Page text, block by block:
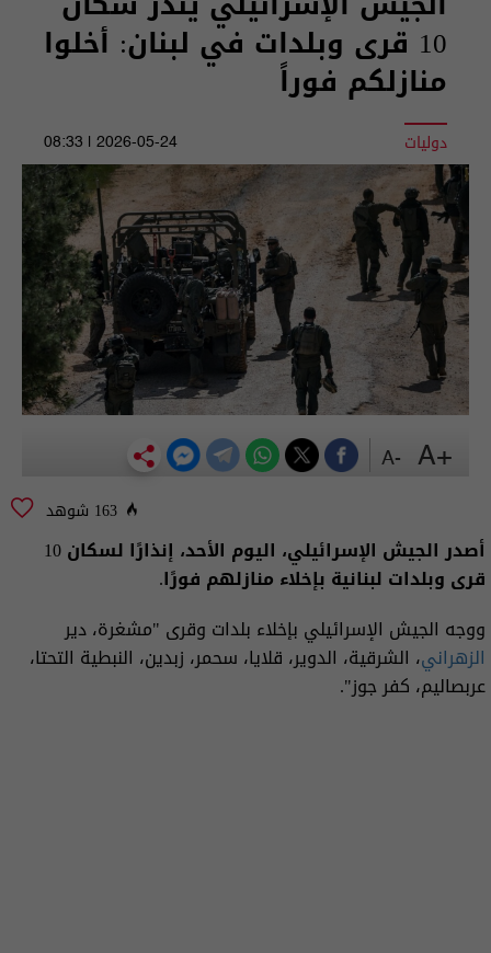
10 قرى وبلدات في لبنان: أخلوا
منازلكم فوراً
دوليات 2026-05-24 | 08:33
163 شوهد
أصدر الجيش الإسرائيلي، اليوم الأحد، إنذارًا لسكان 10
قرى وبلدات لبنانية بإخلاء منازلهم فورًا.
ووجه الجيش الإسرائيلي بإخلاء بلدات وقرى "مشغرة، دير
الزهراني، الشرقية، الدوير، قلايا، سحمر، زبدين، النبطية التحتا،
عربصاليم، كفر جوز".
+A
-A